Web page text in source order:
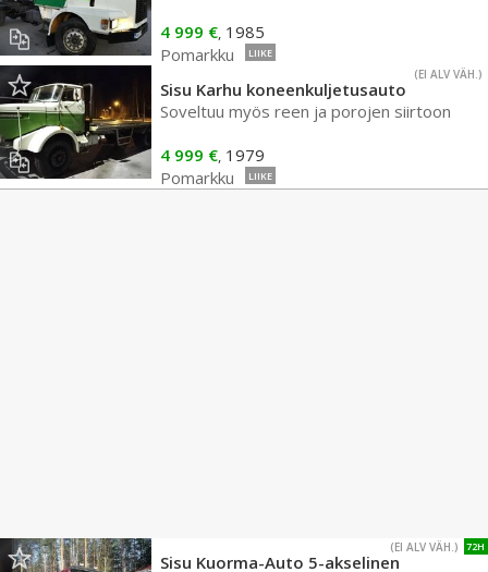
4 999 €, 1985
Pomarkku
LIIKE
(EI ALV VÄH.)
Sisu Karhu koneenkuljetusauto
Soveltuu myös reen ja porojen siirtoon
4 999 €, 1979
Pomarkku
LIIKE
72H
(EI ALV VÄH.)
Sisu Kuorma-Auto 5-akselinen